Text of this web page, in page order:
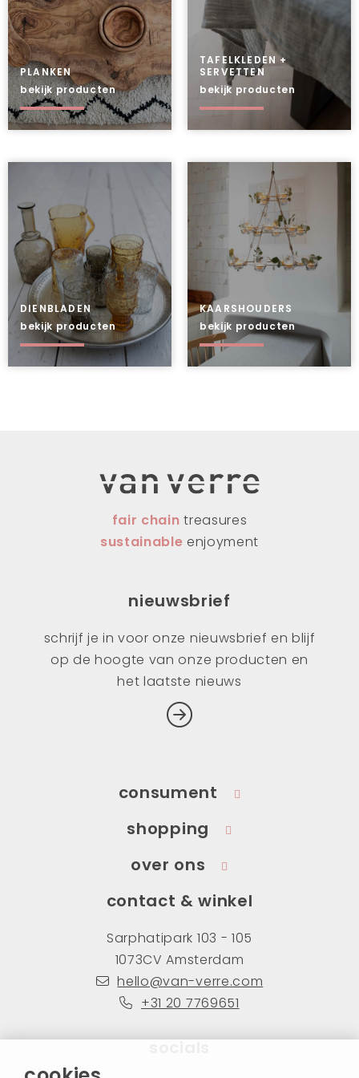
PLANKEN
bekijk producten
TAFELKLEDEN +
SERVETTEN
bekijk producten
DIENBLADEN
bekijk producten
KAARSHOUDERS
bekijk producten
fair chaintreasures
sustainable enjoyment
nieuwsbrief
schrijf je in voor onze nieuwsbrief en blijf
op de hoogte van onze producten en
het laatste nieuws
consument
shopping
over ons
contact & winkel
Sarphatipark 103 - 105
1073CV Amsterdam
hello@van-verre.com
+31 20 7769651